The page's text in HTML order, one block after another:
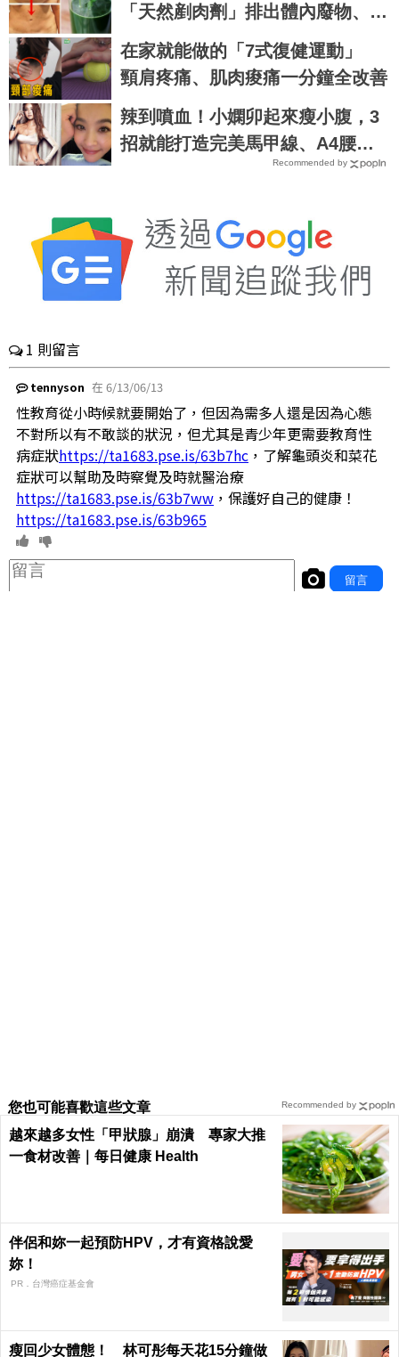
「天然剷肉劑」排出體內廢物、燃
脂效果200%｜每日健康
在家就能做的「7式復健運動」
頸肩疼痛、肌肉痠痛一分鐘全改善
辣到噴血！小嫻卯起來瘦小腹，3
招就能打造完美馬甲線、A4腰｜
Recommended by
您也可能喜歡這些文章
越來越多女性「甲狀腺」崩潰 專家大推
一食材改善｜每日健康 Health
伴侶和妳一起預防HPV，才有資格說愛
妳！
PR．台灣癌症基金會
瘦回少女體態！ 林可彤每天花15分鐘做
Recommended by